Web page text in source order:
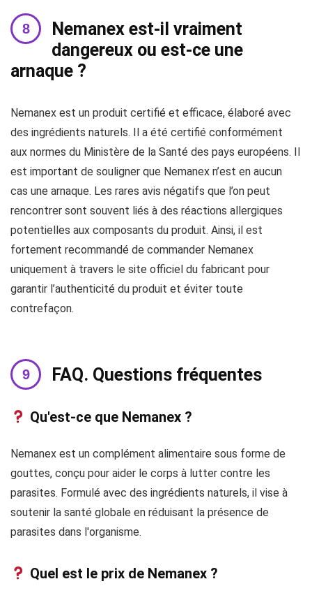
Nemanex est-il vraiment
dangereux ou est-ce une
arnaque ?
Nemanex est un produit certifié et efficace, élaboré avec
des ingrédients naturels. Il a été certifié conformément
aux normes du Ministère de la Santé des pays européens. Il
est important de souligner que Nemanex n’est en aucun
cas une arnaque. Les rares avis négatifs que l’on peut
rencontrer sont souvent liés à des réactions allergiques
potentielles aux composants du produit. Ainsi, il est
fortement recommandé de commander Nemanex
uniquement à travers le site officiel du fabricant pour
garantir l’authenticité du produit et éviter toute
contrefaçon.
FAQ. Questions fréquentes
Qu'est-ce que Nemanex ?
Nemanex est un complément alimentaire sous forme de
gouttes, conçu pour aider le corps à lutter contre les
parasites. Formulé avec des ingrédients naturels, il vise à
soutenir la santé globale en réduisant la présence de
parasites dans l'organisme.
Quel est le prix de Nemanex ?